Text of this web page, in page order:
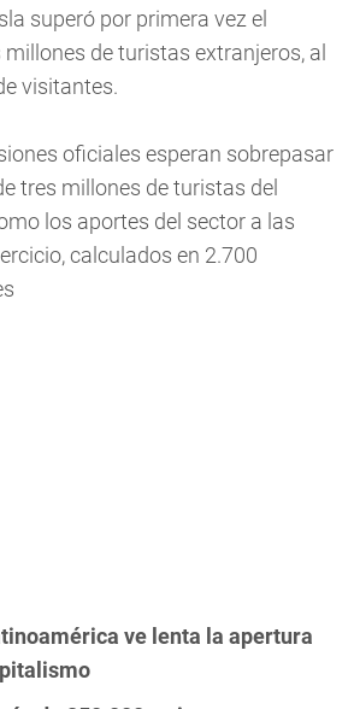
superó por primera vez el
de turistas extranjeros, al
visitantes.
oficiales esperan sobrepasar
tres millones de turistas del
los aportes del sector a las
calculados en 2.700
ve lenta la apertura